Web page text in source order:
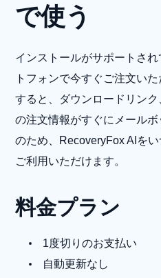
で使う
インストールがサポートさ
トフォンで今すぐご注文い
すると、ダウンロードリン
の注文情報がすぐにメール
のため、RecoveryFox AIを
ご利用いただけます。
料金プラン
1度切りのお支払い
自動更新なし